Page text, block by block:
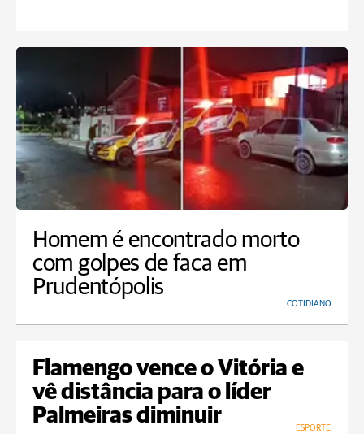
Homem é encontrado morto
com golpes de faca em
Prudentópolis
COTIDIANO
Flamengo vence o Vitória e
vê distância para o líder
Palmeiras diminuir
ESPORTE